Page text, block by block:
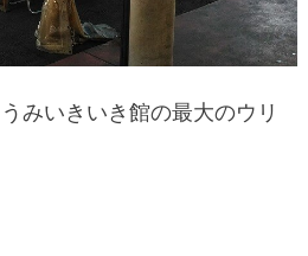
みいきいき館の最大のウリ